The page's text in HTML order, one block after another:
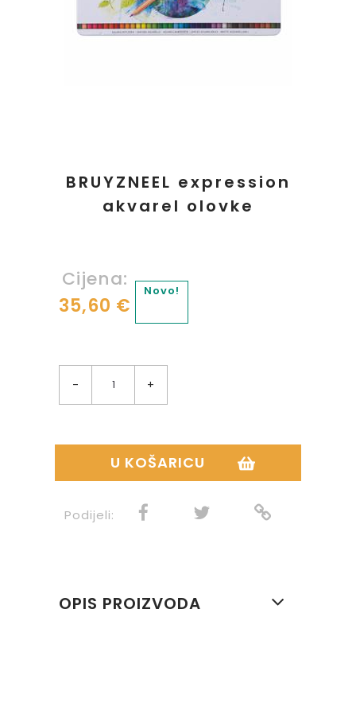
BRUYZNEEL expression
akvarel olovke
Cijena:
35,60 €
Novo!
- +
U KOŠARICU
Podijeli:
OPIS PROIZVODA